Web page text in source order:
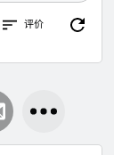
评价